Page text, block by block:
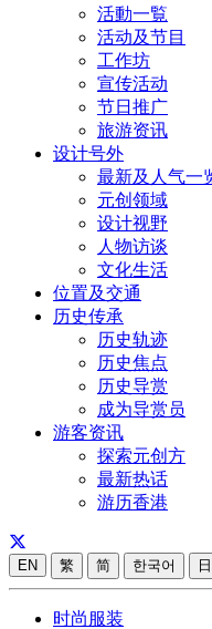
活動一覧
活动及节目
工作坊
宣传活动
节日推广
旅游资讯
设计号外
最新及人气一
元创领域
设计视野
人物访谈
文化生活
位置及交通
历史传承
历史轨迹
历史焦点
历史导赏
成为导赏员
游客资讯
探索元创方
最新热话
游历香港
EN 繁 简 한국어
时尚服装